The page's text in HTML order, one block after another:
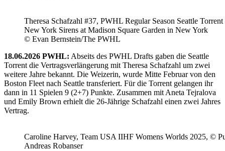
Theresa Schafzahl #37, PWHL Regular Season Seattle Torrent
New York Sirens at Madison Square Garden in New York
© Evan Bernstein/The PWHL
18.06.2026 PWHL: Abseits des PWHL Drafts gaben die Seattle
Torrent die Vertragsverlängerung mit Theresa Schafzahl um zwei
weitere Jahre bekannt. Die Weizerin, wurde Mitte Februar von den
Boston Fleet nach Seattle transferiert. Für die Torrent gelangen ihr
dann in 11 Spielen 9 (2+7) Punkte. Zusammen mit Aneta Tejralova
und Emily Brown erhielt die 26-Jährige Schafzahl einen zwei Jahres
Vertrag.
Caroline Harvey, Team USA IIHF Womens Worlds 2025, ©
Andreas Robanser